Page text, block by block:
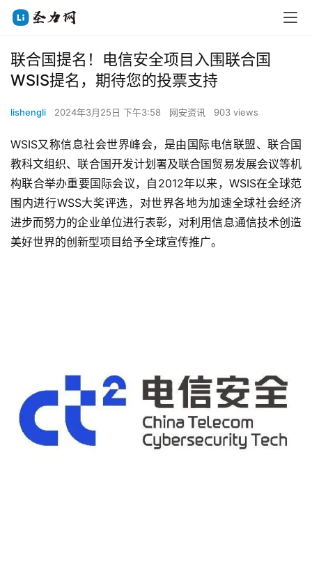
联合国提名！电信安全项目入围联合国
WSIS提名，期待您的投票支持
lishengli 2024年3月25日 下午3:58 网安资讯 903 views
WSIS又称信息社会世界峰会，是由国际电信联盟、联合国
教科文组织、联合国开发计划署及联合国贸易发展会议等机
构联合举办重要国际会议，自2012年以来，WSIS在全球范
围内进行WSS大奖评选，对世界各地为加速全球社会经济
进步而努力的企业单位进行表彰，对利用信息通信技术创造
美好世界的创新型项目给予全球宣传推广。